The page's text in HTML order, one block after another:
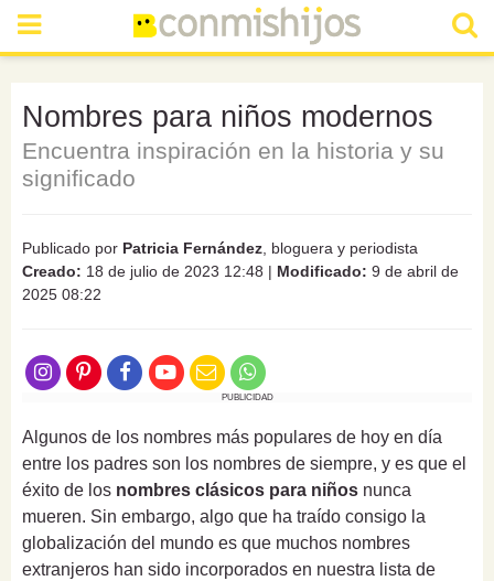
Nombres para niños modernos
Encuentra inspiración en la historia y su
significado
Publicado por Patricia Fernández , bloguera y periodista
Creado: 18 de julio de 2023 12:48 | Modificado: 9 de abril de
2025 08:22
PUBLICIDAD
Algunos de los nombres más populares de hoy en día
entre los padres son los nombres de siempre, y es que el
éxito de los nombres clásicos para niños nunca
mueren. Sin embargo, algo que ha traído consigo la
globalización del mundo es que muchos nombres
extranjeros han sido incorporados en nuestra lista de